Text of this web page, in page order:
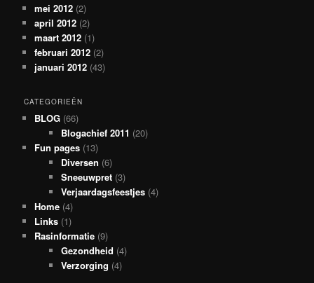
mei 2012 (2)
april 2012 (2)
maart 2012 (1)
februari 2012 (2)
januari 2012 (43)
CATEGORIEËN
BLOG (66)
Blogachief 2011 (20)
Fun pages (13)
Diversen (6)
Sneeuwpret(3)
Verjaardagsfeestjes(4)
Home (4)
Links (1)
Rasinformatie (9)
Gezondheid (4)
Verzorging (4)